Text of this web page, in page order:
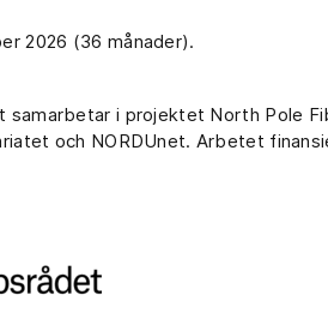
2026 (36 månader).
samarbetar i projektet North Pole
och NORDUnet. Arbetet